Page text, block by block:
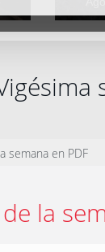
semana en PDF
la